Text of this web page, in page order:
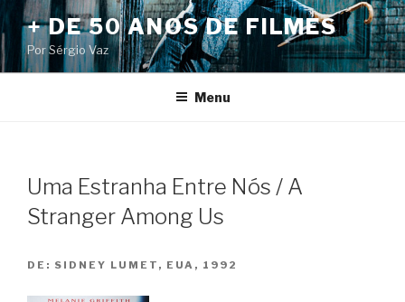
Pular
para
o
conteúdo
+ DE 50 ANOS DE FILMES
Por Sérgio Vaz
Menu
Uma Estranha Entre Nós / A
Stranger Among Us
DE: SIDNEY LUMET, EUA, 1992